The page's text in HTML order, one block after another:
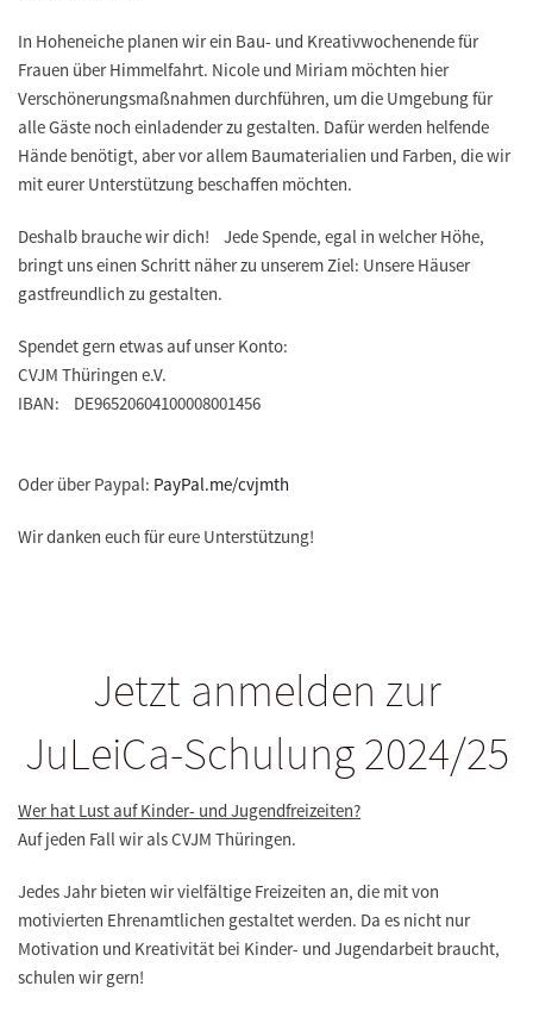
In Hoheneiche planen wir ein Bau- und Kreativwochenende für
Frauen über Himmelfahrt. Nicole und Miriam möchten hier
Verschönerungsmaßnahmen durchführen, um die Umgebung für
alle Gäste noch einladender zu gestalten. Dafür werden helfende
Hände benötigt, aber vor allem Baumaterialien und Farben, die wir
mit eurer Unterstützung beschaffen möchten.
Deshalb brauche wir dich! Jede Spende, egal in welcher Höhe,
bringt uns einen Schritt näher zu unserem Ziel: Unsere Häuser
gastfreundlich zu gestalten.
Spendet gern etwas auf unser Konto:
CVJM Thüringen e.V.
IBAN: DE96520604100008001456
Oder über Paypal: PayPal.me/cvjmth
Wir danken euch für eure Unterstützung!
Jetzt anmelden zur
JuLeiCa-Schulung 2024/25
Wer hat Lust auf Kinder- und Jugendfreizeiten?
Auf jeden Fall wir als CVJM Thüringen.
Jedes Jahr bieten wir vielfältige Freizeiten an, die mit von
motivierten Ehrenamtlichen gestaltet werden. Da es nicht nur
Motivation und Kreativität bei Kinder- und Jugendarbeit braucht,
schulen wir gern!